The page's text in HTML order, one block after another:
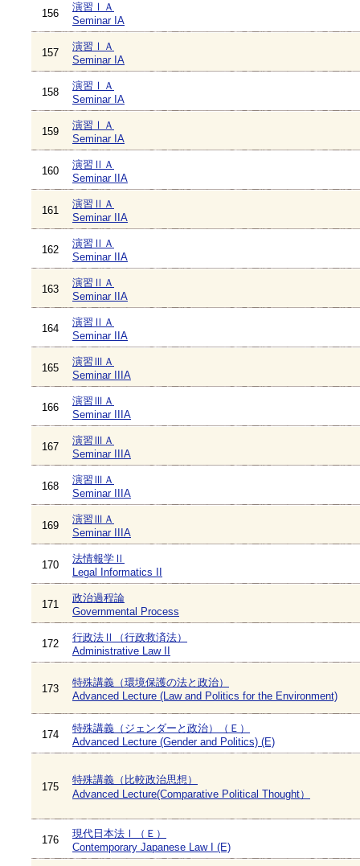
156
演習ⅠＡ
Seminar IA
157
演習ⅠＡ
Seminar IA
158
演習ⅠＡ
Seminar IA
159
演習ⅠＡ
Seminar IA
160
演習ⅡＡ
Seminar IIA
161
演習ⅡＡ
Seminar IIA
162
演習ⅡＡ
Seminar IIA
163
演習ⅡＡ
Seminar IIA
164
演習ⅡＡ
Seminar IIA
165
演習ⅢＡ
Seminar IIIA
166
演習ⅢＡ
Seminar IIIA
167
演習ⅢＡ
Seminar IIIA
168
演習ⅢＡ
Seminar IIIA
169
演習ⅢＡ
Seminar IIIA
170
法情報学Ⅱ
Legal Informatics II
171
政治過程論
Governmental Process
172
行政法Ⅱ（行政救済法）
Administrative Law II
173
特殊講義（環境保護の法と政治）
Advanced Lecture (Law and Politics for the Environment)
174
特殊講義（ジェンダーと政治）（Ｅ）
Advanced Lecture (Gender and Politics) (E)
175
特殊講義（比較政治思想）
Advanced Lecture(Comparative Political Thought）
176
現代日本法Ⅰ（Ｅ）
Contemporary Japanese Law I (E)